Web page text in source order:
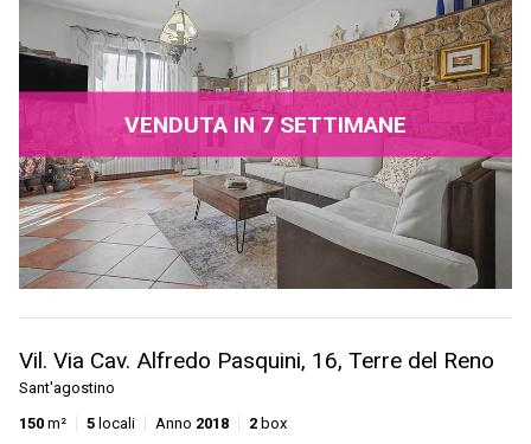
VENDUTA IN 7 SETTIMANE
Vil. Via Cav. Alfredo Pasquini, 16, Terre del Reno
Sant'agostino
150 m² 5 locali Anno 2018 2 box